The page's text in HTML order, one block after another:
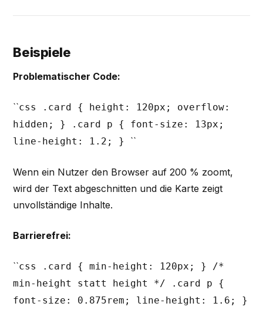
Beispiele
Problematischer Code:
``css .card { height: 120px; overflow:
hidden; } .card p { font-size: 13px;
line-height: 1.2; } ``
Wenn ein Nutzer den Browser auf 200 % zoomt,
wird der Text abgeschnitten und die Karte zeigt
unvollständige Inhalte.
Barrierefrei:
``css .card { min-height: 120px; } /*
min-height statt height */ .card p {
font-size: 0.875rem; line-height: 1.6; }